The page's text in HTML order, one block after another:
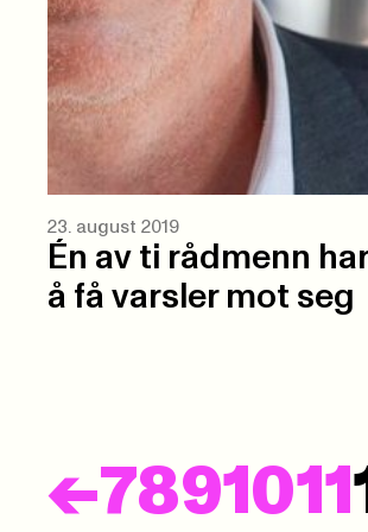
23. august 2019
Én av ti rådmenn
å få varsler mot seg
<-Forrige
7891011